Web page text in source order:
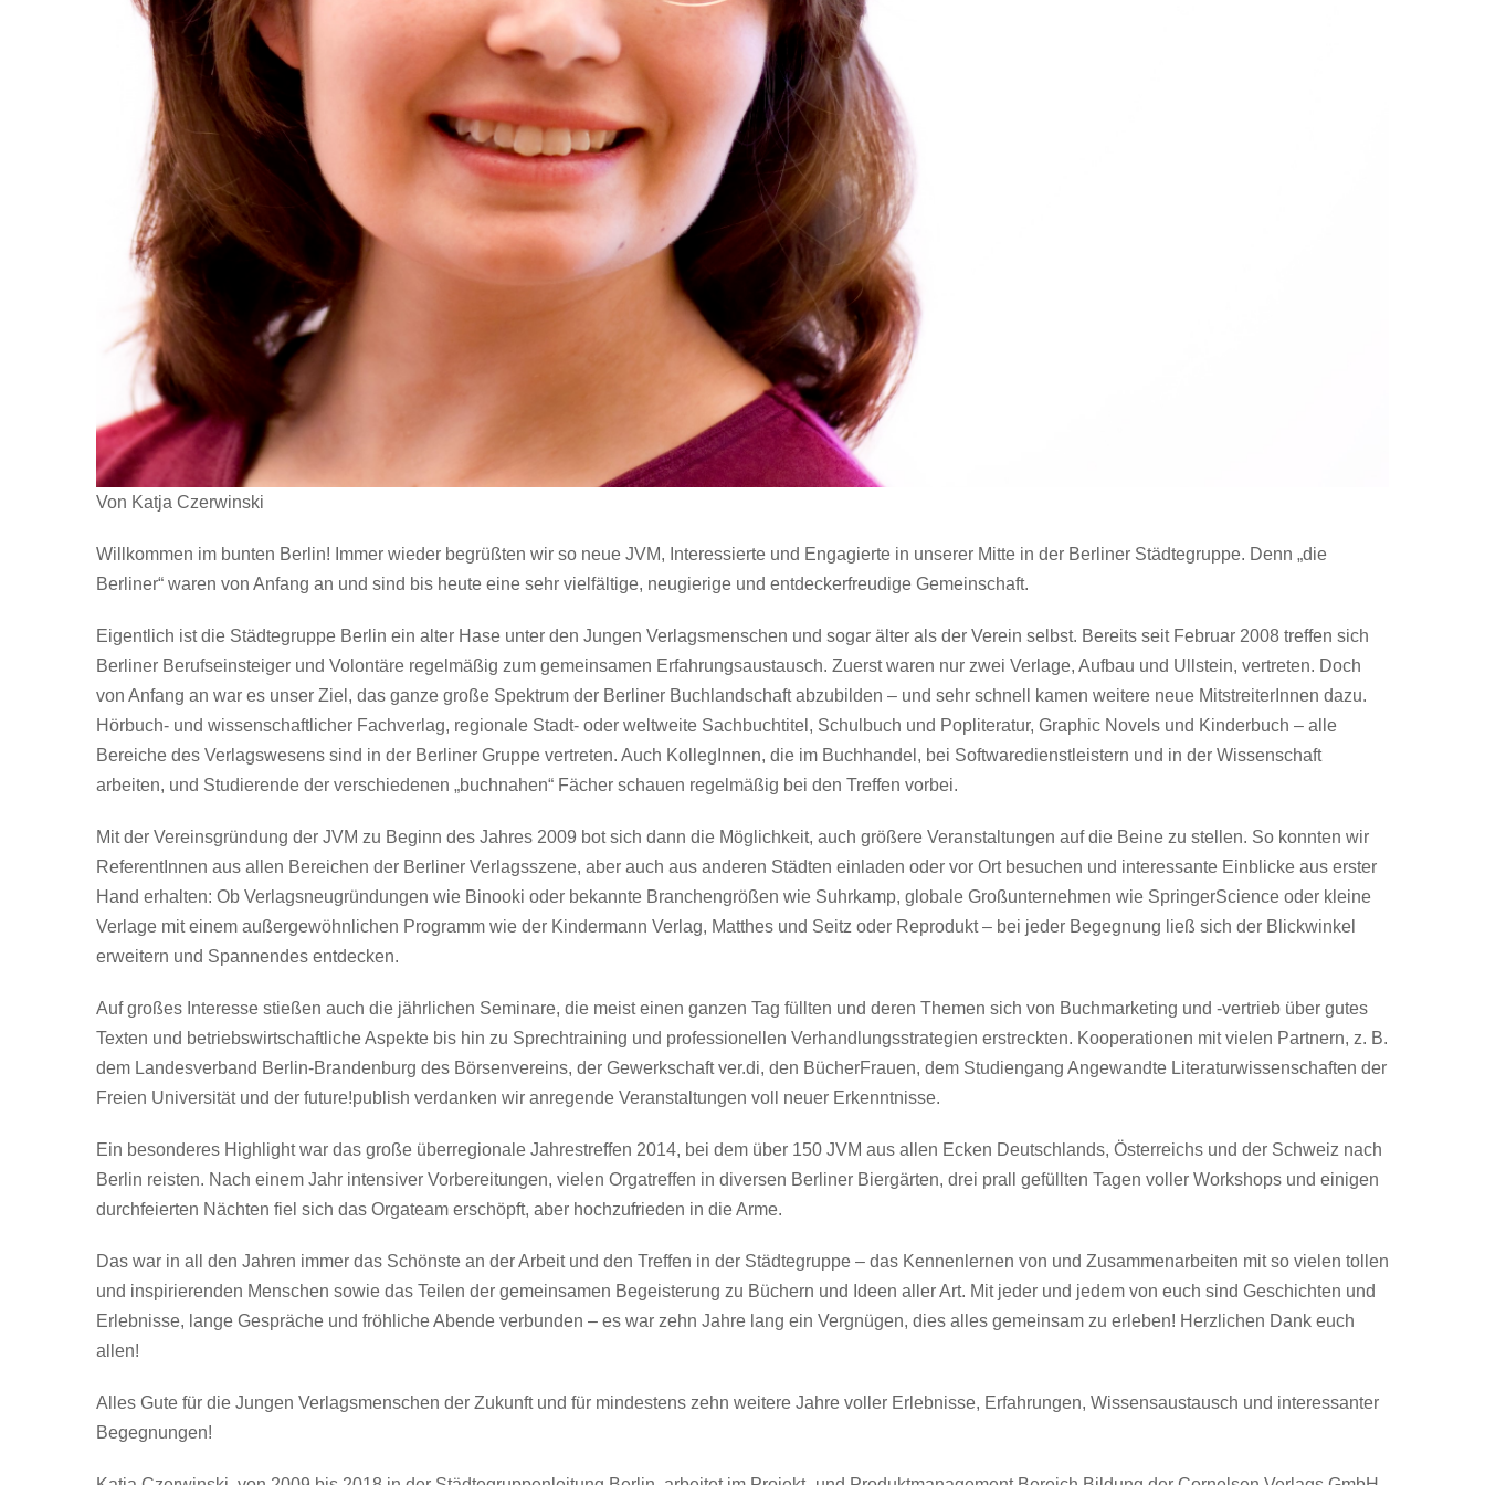
Von Katja Czerwinski
Willkommen im bunten Berlin! Immer wieder begrüßten wir so neue JVM, Interessierte und Engagierte in unserer Mitte in der Berliner Städtegruppe. Denn „die
Berliner“ waren von Anfang an und sind bis heute eine sehr vielfältige, neugierige und entdeckerfreudige Gemeinschaft.
Eigentlich ist die Städtegruppe Berlin ein alter Hase unter den Jungen Verlagsmenschen und sogar älter als der Verein selbst. Bereits seit Februar 2008 treffen sich
Berliner Berufseinsteiger und Volontäre regelmäßig zum gemeinsamen Erfahrungsaustausch. Zuerst waren nur zwei Verlage, Aufbau und Ullstein, vertreten. Doch
von Anfang an war es unser Ziel, das ganze große Spektrum der Berliner Buchlandschaft abzubilden – und sehr schnell kamen weitere neue MitstreiterInnen dazu.
Hörbuch- und wissenschaftlicher Fachverlag, regionale Stadt- oder weltweite Sachbuchtitel, Schulbuch und Popliteratur, Graphic Novels und Kinderbuch – alle
Bereiche des Verlagswesens sind in der Berliner Gruppe vertreten. Auch KollegInnen, die im Buchhandel, bei Softwaredienstleistern und in der Wissenschaft
arbeiten, und Studierende der verschiedenen „buchnahen“ Fächer schauen regelmäßig bei den Treffen vorbei.
Mit der Vereinsgründung der JVM zu Beginn des Jahres 2009 bot sich dann die Möglichkeit, auch größere Veranstaltungen auf die Beine zu stellen. So konnten wir
ReferentInnen aus allen Bereichen der Berliner Verlagsszene, aber auch aus anderen Städten einladen oder vor Ort besuchen und interessante Einblicke aus erster
Hand erhalten: Ob Verlagsneugründungen wie Binooki oder bekannte Branchengrößen wie Suhrkamp, globale Großunternehmen wie SpringerScience oder kleine
Verlage mit einem außergewöhnlichen Programm wie der Kindermann Verlag, Matthes und Seitz oder Reprodukt – bei jeder Begegnung ließ sich der Blickwinkel
erweitern und Spannendes entdecken.
Auf großes Interesse stießen auch die jährlichen Seminare, die meist einen ganzen Tag füllten und deren Themen sich von Buchmarketing und -vertrieb über gutes
Texten und betriebswirtschaftliche Aspekte bis hin zu Sprechtraining und professionellen Verhandlungsstrategien erstreckten. Kooperationen mit vielen Partnern, z. B.
dem Landesverband Berlin-Brandenburg des Börsenvereins, der Gewerkschaft ver.di, den BücherFrauen, dem Studiengang Angewandte Literaturwissenschaften der
Freien Universität und der future!publish verdanken wir anregende Veranstaltungen voll neuer Erkenntnisse.
Ein besonderes Highlight war das große überregionale Jahrestreffen 2014, bei dem über 150 JVM aus allen Ecken Deutschlands, Österreichs und der Schweiz nach
Berlin reisten. Nach einem Jahr intensiver Vorbereitungen, vielen Orgatreffen in diversen Berliner Biergärten, drei prall gefüllten Tagen voller Workshops und einigen
durchfeierten Nächten fiel sich das Orgateam erschöpft, aber hochzufrieden in die Arme.
Das war in all den Jahren immer das Schönste an der Arbeit und den Treffen in der Städtegruppe – das Kennenlernen von und Zusammenarbeiten mit so vielen tollen
und inspirierenden Menschen sowie das Teilen der gemeinsamen Begeisterung zu Büchern und Ideen aller Art. Mit jeder und jedem von euch sind Geschichten und
Erlebnisse, lange Gespräche und fröhliche Abende verbunden – es war zehn Jahre lang ein Vergnügen, dies alles gemeinsam zu erleben! Herzlichen Dank euch
allen!
Alles Gute für die Jungen Verlagsmenschen der Zukunft und für mindestens zehn weitere Jahre voller Erlebnisse, Erfahrungen, Wissensaustausch und interessanter
Begegnungen!